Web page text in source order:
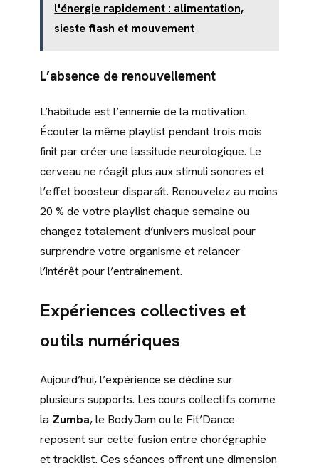
l'énergie rapidement : alimentation,
sieste flash et mouvement
L’absence de renouvellement
L’habitude est l’ennemie de la motivation.
Écouter la même playlist pendant trois mois
finit par créer une lassitude neurologique. Le
cerveau ne réagit plus aux stimuli sonores et
l’effet boosteur disparaît. Renouvelez au moins
20 % de votre playlist chaque semaine ou
changez totalement d’univers musical pour
surprendre votre organisme et relancer
l’intérêt pour l’entraînement.
Expériences collectives et
outils numériques
Aujourd’hui, l’expérience se décline sur
plusieurs supports. Les cours collectifs comme
la Zumba, le BodyJam ou le Fit’Dance
reposent sur cette fusion entre chorégraphie
et tracklist. Ces séances offrent une dimension